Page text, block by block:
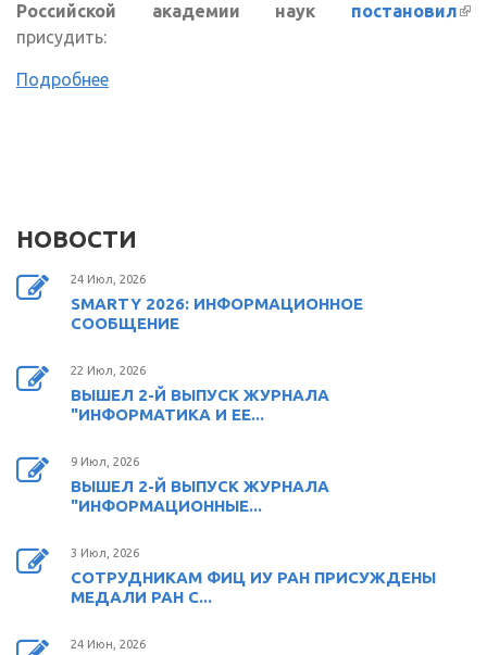
Российской академии наук постановил
присудить:
Подробнее
НОВОСТИ
24 Июл, 2026
SMARTY 2026: ИНФОРМАЦИОННОЕ
СООБЩЕНИЕ
22 Июл, 2026
ВЫШЕЛ 2-Й ВЫПУСК ЖУРНАЛА
"ИНФОРМАТИКА И ЕЕ...
9 Июл, 2026
ВЫШЕЛ 2-Й ВЫПУСК ЖУРНАЛА
"ИНФОРМАЦИОННЫЕ...
3 Июл, 2026
СОТРУДНИКАМ ФИЦ ИУ РАН ПРИСУЖДЕНЫ
МЕДАЛИ РАН С...
24 Июн, 2026